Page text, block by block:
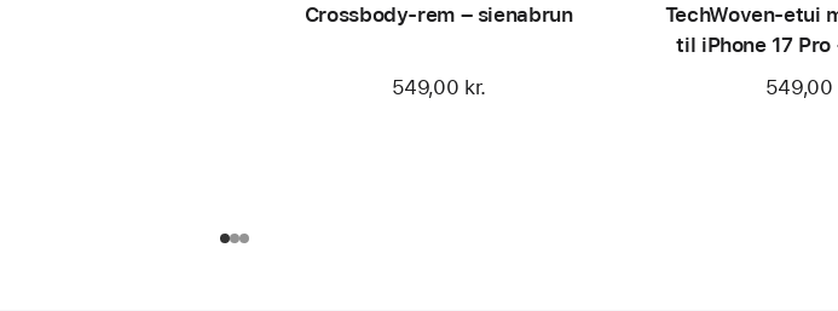
Crossbody-rem – sienabrun
549,00 kr.
TechWoven-etui
til iPhone 17
549,00